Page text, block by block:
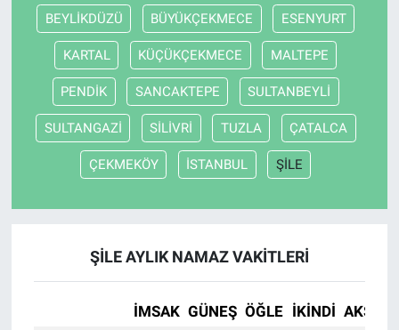
BEYLİKDÜZÜ BÜYÜKÇEKMECE ESENYURT
KARTAL KÜÇÜKÇEKMECE MALTEPE
PENDİK SANCAKTEPE SULTANBEYLİ
SULTANGAZİ SİLİVRİ TUZLA ÇATALCA
ÇEKMEKÖY İSTANBUL ŞİLE
ŞİLE AYLIK NAMAZ VAKITLERI
İMSAK GÜNEŞ ÖĞLE İKINDI AKŞAM